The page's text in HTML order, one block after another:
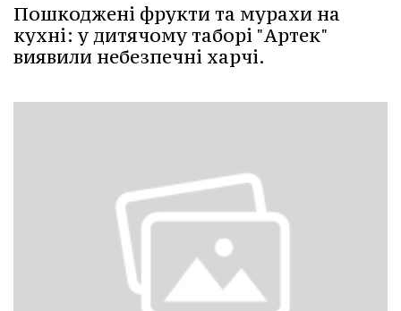
Пошкоджені фрукти та мурахи на
кухні: у дитячому таборі "Артек"
виявили небезпечні харчі.